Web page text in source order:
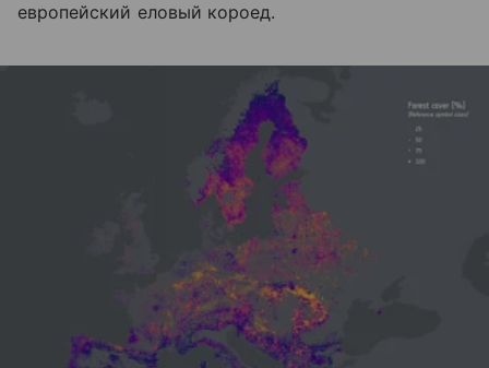
европейский еловый короед.